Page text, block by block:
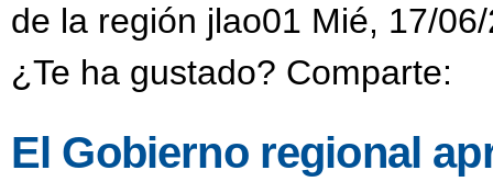
de la región jlao01 Mié, 17/
¿Te ha gustado? Comparte:
El Gobierno regional